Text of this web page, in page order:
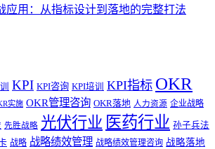
应用：从指标设计到落地的完整打法
KPI KPI咨询 KPI培训 KPI指标 OKR
实施 OKR管理咨询 OKR落地 人力资源 企业战略
先胜战略 光伏行业 医药行业 孙子兵法
战略 战略绩效管理 战略绩效管理咨询 战略落地